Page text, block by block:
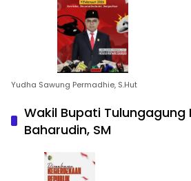
Yudha Sawung Permadhie, S.Hut
Wakil Bupati Tulungagung
Baharudin, SM